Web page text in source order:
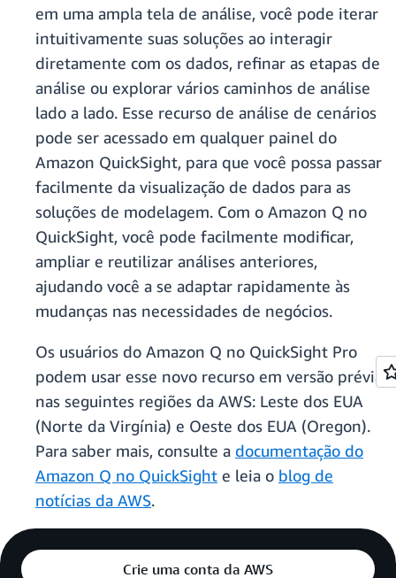
em uma ampla tela de análise, você pode iterar
intuitivamente suas soluções ao interagir
diretamente com os dados, refinar as etapas de
análise ou explorar vários caminhos de análise
lado a lado. Esse recurso de análise de cenários
pode ser acessado em qualquer painel do
Amazon QuickSight, para que você possa passar
facilmente da visualização de dados para as
soluções de modelagem. Com o Amazon Q no
QuickSight, você pode facilmente modificar,
ampliar e reutilizar análises anteriores,
ajudando você a se adaptar rapidamente às
mudanças nas necessidades de negócios.
Os usuários do Amazon Q no QuickSight Pro
podem usar esse novo recurso em versão prévia
nas seguintes regiões da AWS: Leste dos EUA
(Norte da Virgínia) e Oeste dos EUA (Oregon).
Para saber mais, consulte a documentação do
Amazon Q no QuickSight e leia o blog de
notícias da AWS.
Crie uma conta da AWS